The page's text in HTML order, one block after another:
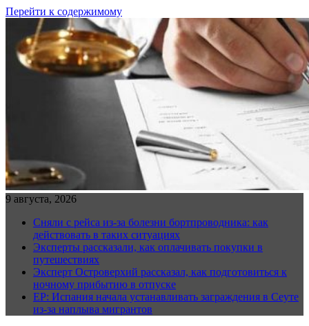
Перейти к содержимому
9 августа, 2026
Сняли с рейса из-за болезни бортпроводника: как
действовать в таких ситуациях
Эксперты рассказали, как оплачивать покупки в
путешествиях
Эксперт Островерхий рассказал, как подготовиться к
ночному прибытию в отпуске
EP: Испания начала устанавливать заграждения в Сеуте
из-за наплыва мигрантов